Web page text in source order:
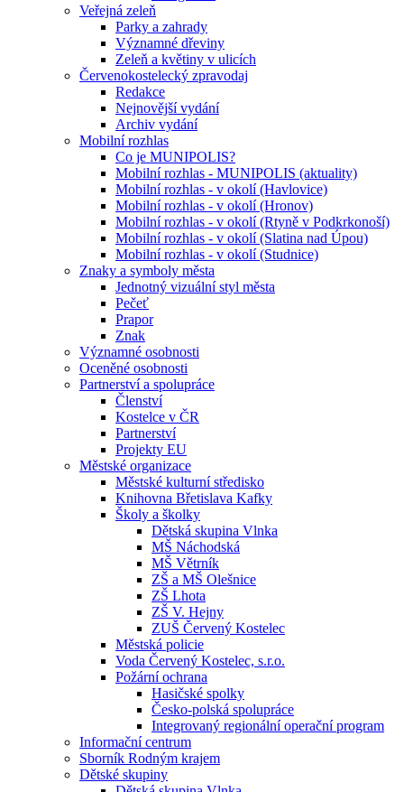
Veřejná zeleň
Parky a zahrady
Významné dřeviny
Zeleň a květiny v ulicích
Červenokostelecký zpravodaj
Redakce
Nejnovější vydání
Archiv vydání
Mobilní rozhlas
Co je MUNIPOLIS?
Mobilní rozhlas - MUNIPOLIS (aktuality)
Mobilní rozhlas - v okolí (Havlovice)
Mobilní rozhlas - v okolí (Hronov)
Mobilní rozhlas - v okolí (Rtyně v Podkrkonoší)
Mobilní rozhlas - v okolí (Slatina nad Úpou)
Mobilní rozhlas - v okolí (Studnice)
Znaky a symboly města
Jednotný vizuální styl města
Pečeť
Prapor
Znak
Významné osobnosti
Oceněné osobnosti
Partnerství a spolupráce
Členství
Kostelce v ČR
Partnerství
Projekty EU
Městské organizace
Městské kulturní středisko
Knihovna Břetislava Kafky
Školy a školky
Dětská skupina Vlnka
MŠ Náchodská
MŠ Větrník
ZŠ a MŠ Olešnice
ZŠ Lhota
ZŠ V. Hejny
ZUŠ Červený Kostelec
Městská policie
Voda Červený Kostelec, s.r.o.
Požární ochrana
Hasičské spolky
Česko-polská spolupráce
Integrovaný regionální operační program
Informační centrum
Sborník Rodným krajem
Dětské skupiny